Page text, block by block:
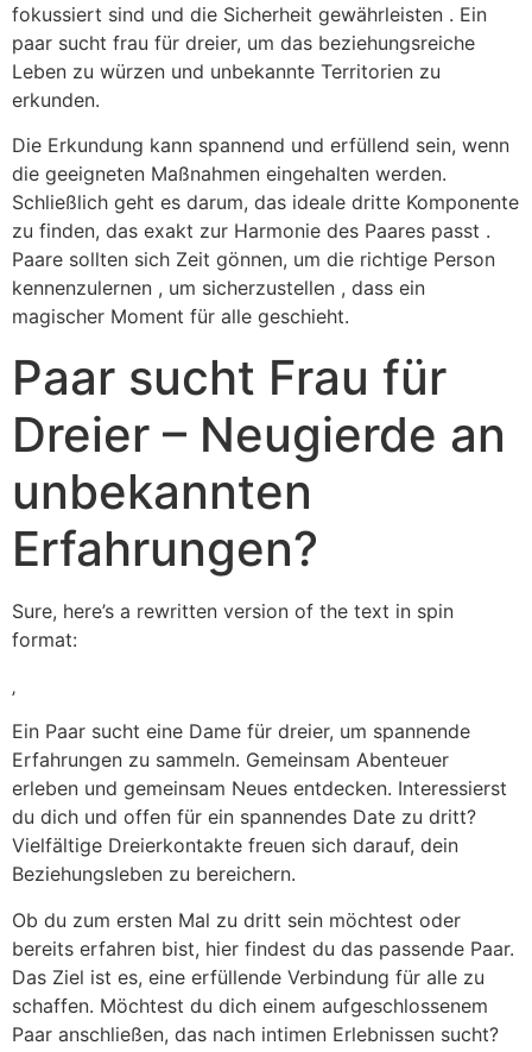
fokussiert sind und die Sicherheit gewährleisten . Ein
paar sucht frau für dreier, um das beziehungsreiche
Leben zu würzen und unbekannte Territorien zu
erkunden.
Die Erkundung kann spannend und erfüllend sein, wenn
die geeigneten Maßnahmen eingehalten werden.
Schließlich geht es darum, das ideale dritte Komponente
zu finden, das exakt zur Harmonie des Paares passt .
Paare sollten sich Zeit gönnen, um die richtige Person
kennenzulernen , um sicherzustellen , dass ein
magischer Moment für alle geschieht.
Paar sucht Frau für
Dreier – Neugierde an
unbekannten
Erfahrungen?
Sure, here’s a rewritten version of the text in spin
format:
‚
Ein Paar sucht eine Dame für dreier, um spannende
Erfahrungen zu sammeln. Gemeinsam Abenteuer
erleben und gemeinsam Neues entdecken. Interessierst
du dich und offen für ein spannendes Date zu dritt?
Vielfältige Dreierkontakte freuen sich darauf, dein
Beziehungsleben zu bereichern.
Ob du zum ersten Mal zu dritt sein möchtest oder
bereits erfahren bist, hier findest du das passende Paar.
Das Ziel ist es, eine erfüllende Verbindung für alle zu
schaffen. Möchtest du dich einem aufgeschlossenem
Paar anschließen, das nach intimen Erlebnissen sucht?